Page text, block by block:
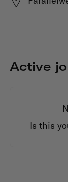
Active
Is this